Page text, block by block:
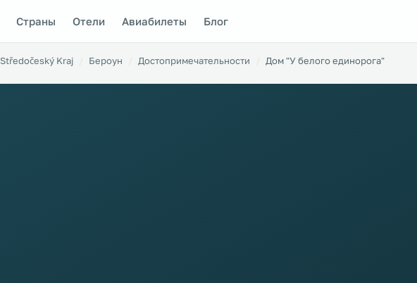
Страны Отели Авиабилеты Блог
Středočeský Kraj Бероун Достопримечательности Дом "У белого единорога"